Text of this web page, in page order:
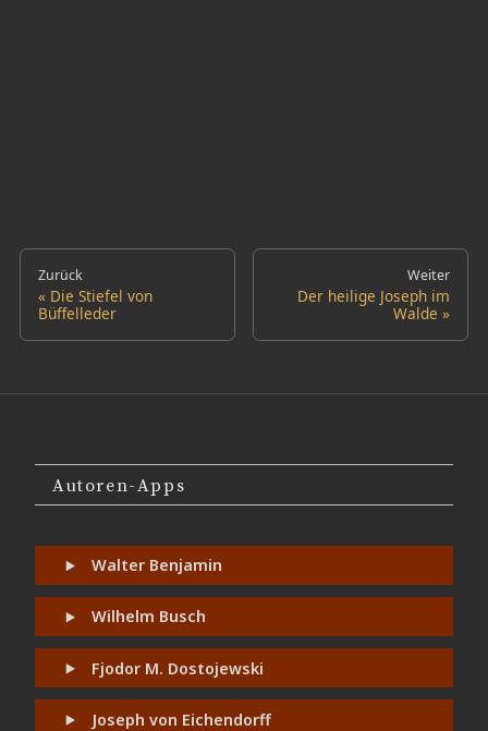
Zurück
Die Stiefel von
Büffelleder
Weiter
Der heilige Joseph im
Walde
Autoren-Apps
Walter Benjamin
Wilhelm Busch
Fjodor M. Dostojewski
Joseph von Eichendorff